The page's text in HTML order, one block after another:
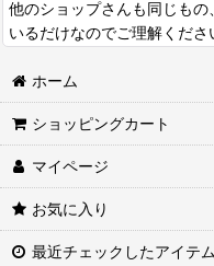
他のショップさんも同じも
いるだけなのでご理解くださ
ホーム
ショッピングカート
マイページ
お気に入り
最近チェックしたアイテム